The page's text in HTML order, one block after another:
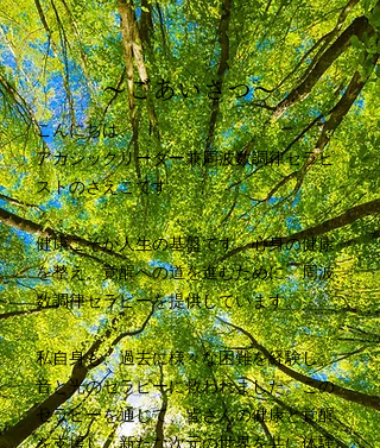
～ごあいさつ～
こんにちは、
アカシックリーダー兼周波数調律セラピ
ストのさえこです。
健康こそが人生の基盤です。心身の健康
を整え、覚醒への道を進むために、周波
数調律セラピーを提供しています。
私自身も、過去に様々な困難を経験し、
音と光のセラピーに救われました。この
セラピーを通じて、皆さんの健康と覚醒
を支援し、新たな次元の世界を共に体験